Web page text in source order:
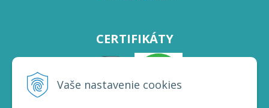
Vaše nastavenie cookies
CERTIFIKÁTY